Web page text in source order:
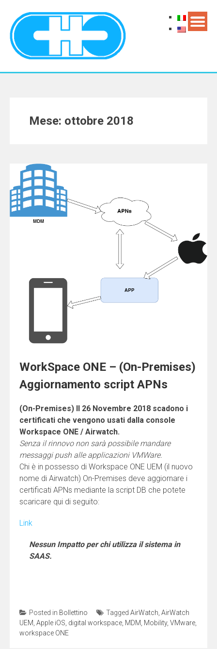
Mese: ottobre 2018
WorkSpace ONE – (On-Premises)
Aggiornamento script APNs
(On-Premises) Il 26 Novembre 2018 scadono i
certificati che vengono usati dalla console
Workspace ONE / Airwatch.
Senza il rinnovo non sarà possibile mandare
messaggi push alle applicazioni VMWare.
Chi è in possesso di Workspace ONE UEM (il nuovo
nome di Airwatch) On-Premises deve aggiornare i
certificati APNs mediante la script DB che potete
scaricare qui di seguito:
Link
Nessun Impatto per chi utilizza il sistema in
SAAS.
Posted in Bollettino Tagged AirWatch, AirWatch
UEM, Apple iOS, digital workspace, MDM, Mobility, VMware,
workspace ONE